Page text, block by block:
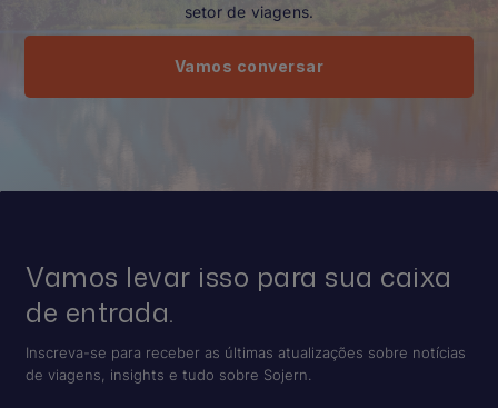
setor de viagens.
Vamos conversar
Vamos levar isso para sua caixa
de entrada.
Inscreva-se para receber as últimas atualizações sobre notícias
de viagens, insights e tudo sobre Sojern.